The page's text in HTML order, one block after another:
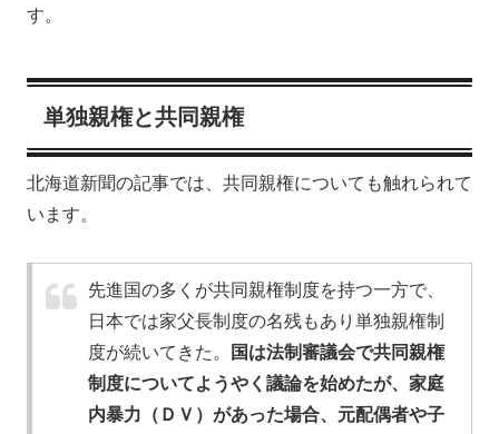
す。
単独親権と共同親権
北海道新聞の記事では、共同親権についても触れられて
います。
先進国の多くが共同親権制度を持つ一方で、
日本では家父長制度の名残もあり単独親権制
度が続いてきた。
国は法制審議会で共同親権
制度についてようやく議論を始めたが、家庭
内暴力（ＤＶ）があった場合、元配偶者や子